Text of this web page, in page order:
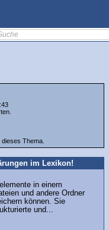
Thema.
im Lexikon!
in einem
und andere Ordner
können. Sie
und...